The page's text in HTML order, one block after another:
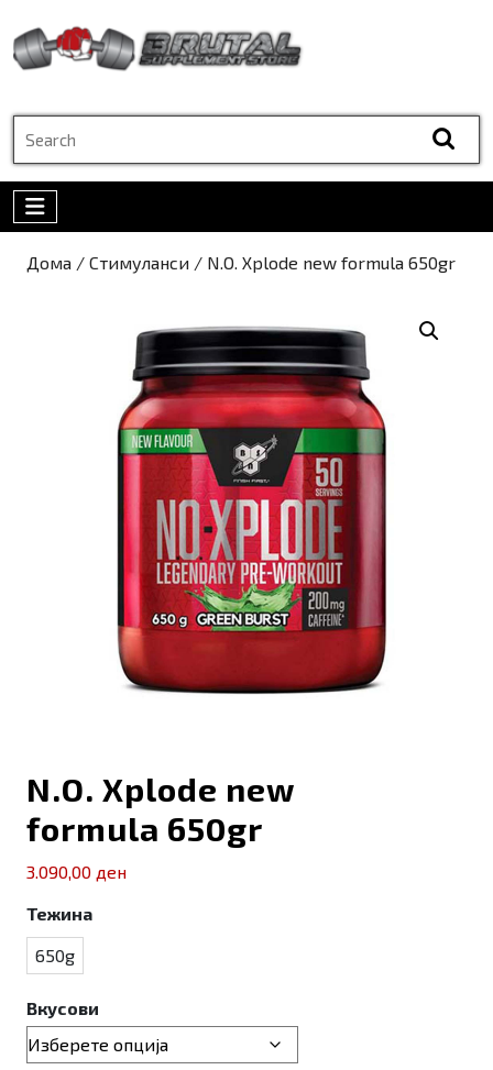
to
content
Menu
Дома / Стимуланси / N.O. Xplode new formula 650gr
N.O. Xplode new
formula 650gr
3.090,00 ден
Тежина
650g
Вкусови